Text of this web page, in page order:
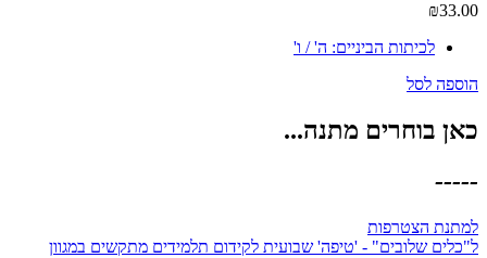
₪
לכיתות הביניים: ה' / ו'
לסל
מתנה...
הצטרפות
שלובים" - 'טיפה' שבועית לקידום תלמידים מתקשים במגוון